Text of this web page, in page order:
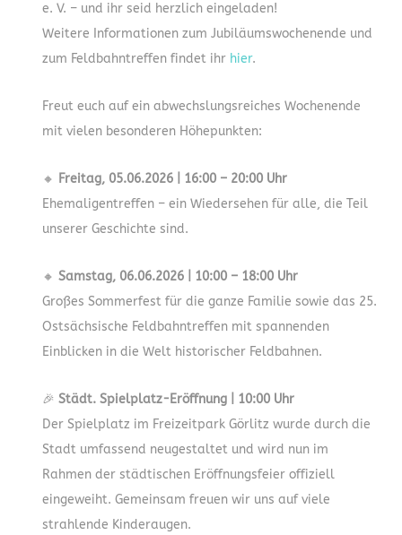
e. V. – und ihr seid herzlich eingeladen!
Weitere Informationen zum Jubiläumswochenende und
zum Feldbahntreffen findet ihr hier.
Freut euch auf ein abwechslungsreiches Wochenende
mit vielen besonderen Höhepunkten:
🔸 Freitag, 05.06.2026 | 16:00 – 20:00 Uhr
Ehemaligentreffen – ein Wiedersehen für alle, die Teil
unserer Geschichte sind.
🔸 Samstag, 06.06.2026 | 10:00 – 18:00 Uhr
Großes Sommerfest für die ganze Familie sowie das 25.
Ostsächsische Feldbahntreffen mit spannenden
Einblicken in die Welt historischer Feldbahnen.
🎉 Städt. Spielplatz-Eröffnung | 10:00 Uhr
Der Spielplatz im Freizeitpark Görlitz wurde durch die
Stadt umfassend neugestaltet und wird nun im
Rahmen der städtischen Eröffnungsfeier offiziell
eingeweiht. Gemeinsam freuen wir uns auf viele
strahlende Kinderaugen.